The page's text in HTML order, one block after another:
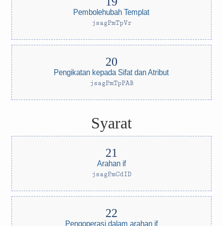
Pembolehubah Templat
jsagPmTpVr
Pengikatan kepada Sifat dan Atribut
jsagPmTpPAB
Syarat
Arahan if
jsagPmCdID
Pengoperasi dalam arahan if